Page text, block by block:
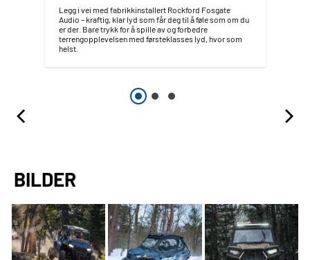
Legg i vei med fabrikkinstallert Rockford Fosgate
Audio – kraftig, klar lyd som får deg til å føle som om du
er der. Bare trykk for å spille av og forbedre
terrengopplevelsen med førsteklasses lyd, hvor som
helst.
BILDER